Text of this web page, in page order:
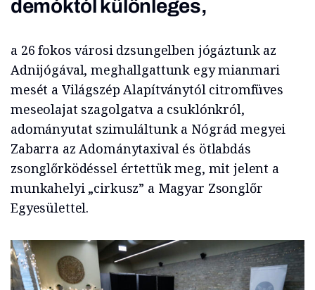
demóktól különleges,
a 26 fokos városi dzsungelben jógáztunk az
Adnijógával, meghallgattunk egy mianmari
mesét a Világszép Alapítványtól citromfüves
meseolajat szagolgatva a csuklónkról,
adományutat szimuláltunk a Nógrád megyei
Zabarra az Adománytaxival és ötlabdás
zsonglőrködéssel értettük meg, mit jelent a
munkahelyi „cirkusz” a Magyar Zsonglőr
Egyesülettel.